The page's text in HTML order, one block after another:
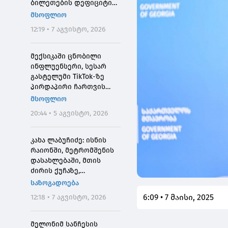
ბილეთების დეფიციტის
მიზეზი
მსოფლიო
12:19 • 7 აგვისტო, 2026
მექსიკაში ცნობილი
ინფლუენსერი, სესარ
გასტელუმი TikTok-ზე
პირდაპირი ჩართვის
დროს მოკლეს
მსოფლიო
20:44 • 5 აგვისტო, 2026
კახა ლაბუჩიძე: ისნის
რაიონში, მეტრომშენის
დასახლებაში, მთის
ძირის ქუჩაზე,
მასშტაბური
სამუშაოები ჩატარდება
საზოგადოება
12:18 • 7 აგვისტო, 2026
მელონიმ სანჩესის
6:09 • 7 მაისი, 2025